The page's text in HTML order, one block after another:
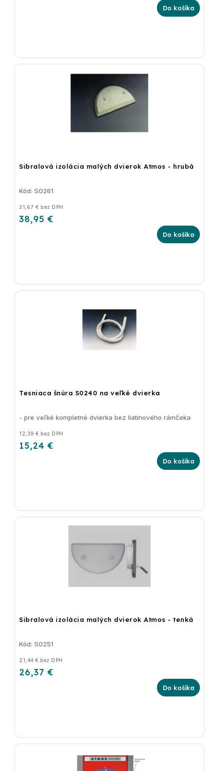
Do košíka
Sibralová izolácia malých dvierok Atmos - hrubá
31,67 € bez DPH
38,95 €
Do košíka
Kód: S0261
Tesniaca šnúra S0240 na veľké dvierka
12,39 € bez DPH
15,24 €
Do košíka
- pre veľké kompletné dvierka bez liatinového rámčeka
Sibralová izolácia malých dvierok Atmos - tenká
21,44 € bez DPH
26,37 €
Do košíka
Kód: S0251